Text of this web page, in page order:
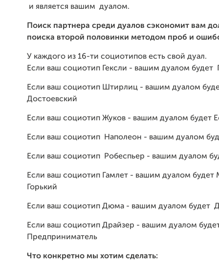
и является вашим дуалом.
Поиск партнера среди дуалов сэкономит вам
поиска второй половинки методом проб и
У каждого из 16-ти социотипов есть свой дуал.
Если ваш социотип Гексли - вашим дуалом будет
Если ваш социотип Штирлиц - вашим дуалом
Достоевский
Если ваш социотип Жуков - вашим дуалом будет
Если ваш социотип Наполеон - вашим дуалом
Если ваш социотип Робеспьер - вашим дуалом
Если ваш социотип Гамлет - вашим дуалом будет
Горький
Если ваш социотип Дюма - вашим дуалом будет
Если ваш социотип Драйзер - вашим дуалом
Предприниматель
Что конкретно мы хотим сделать: